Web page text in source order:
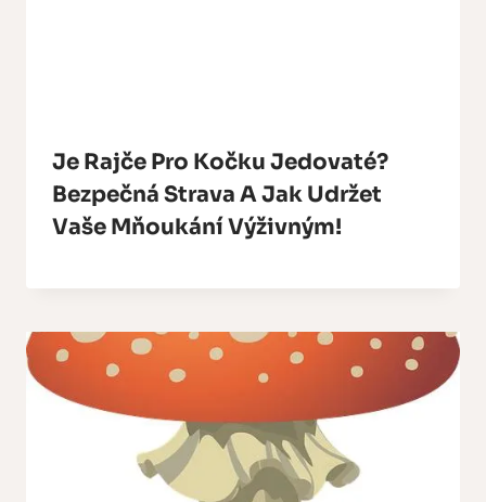
Je Rajče Pro Kočku Jedovaté?
Bezpečná Strava A Jak Udržet
Vaše Mňoukání Výživným!